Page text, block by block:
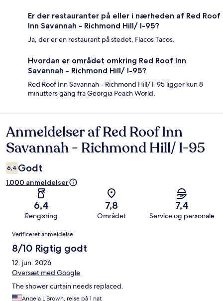
Er der restauranter på eller i nærheden af Red Roof
Inn Savannah - Richmond Hill/ I-95?
Ja, der er en restaurant på stedet, Flacos Tacos.
Hvordan er området omkring Red Roof Inn
Savannah - Richmond Hill/ I-95?
Red Roof Inn Savannah - Richmond Hill/ I-95 ligger kun 8
minutters gang fra Georgia Peach World.
Anmeldelser
Anmeldelser af Red Roof Inn
Savannah - Richmond Hill/ I-95
6,4 Godt
1.000 anmeldelser
6,4
Rengøring
7,8
Området
7,4
Service og personale
Anmeldelser
Verificeret anmeldelse
8/10 Rigtig godt
12. jun. 2026
Oversæt med Google
The shower curtain needs replaced.
Angela L Brown, rejse på 1 nat